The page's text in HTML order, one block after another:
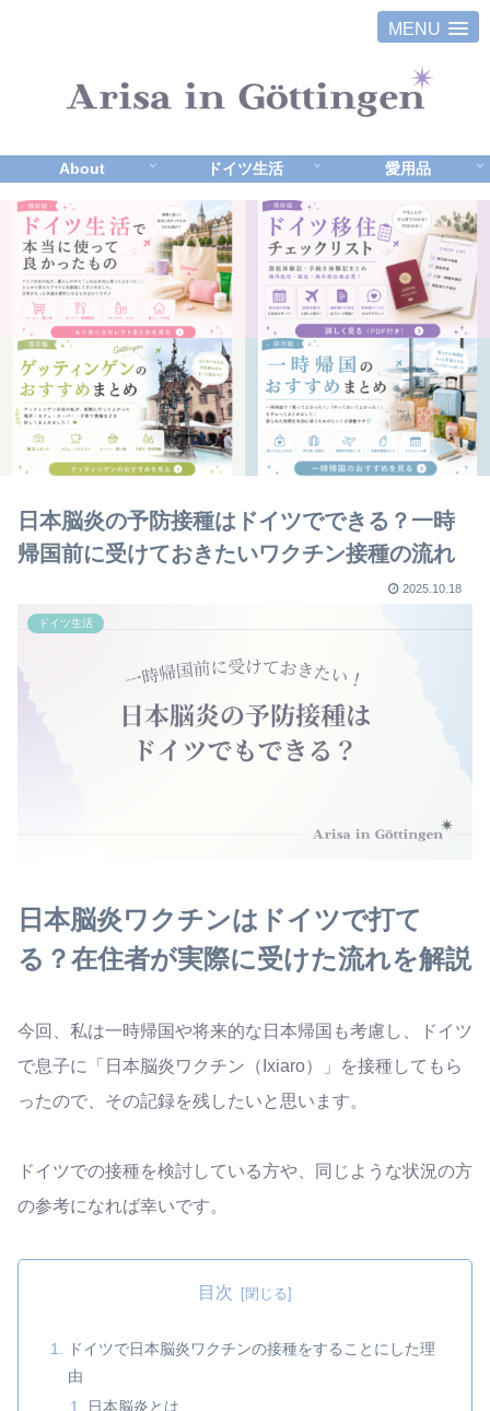
MENU
About ドイツ生活 愛用品
日本脳炎の予防接種はドイツでできる？一時
帰国前に受けておきたいワクチン接種の流れ
2025.10.18
ドイツ生活
日本脳炎ワクチンはドイツで打て
る？在住者が実際に受けた流れを解説
今回、私は一時帰国や将来的な日本帰国も考慮し、ドイツ
で息子に「日本脳炎ワクチン（Ixiaro）」を接種してもら
ったので、その記録を残したいと思います。
ドイツでの接種を検討している方や、同じような状況の方
の参考になれば幸いです。
目次
ドイツで日本脳炎ワクチンの接種をすることにした理
由
日本脳炎とは